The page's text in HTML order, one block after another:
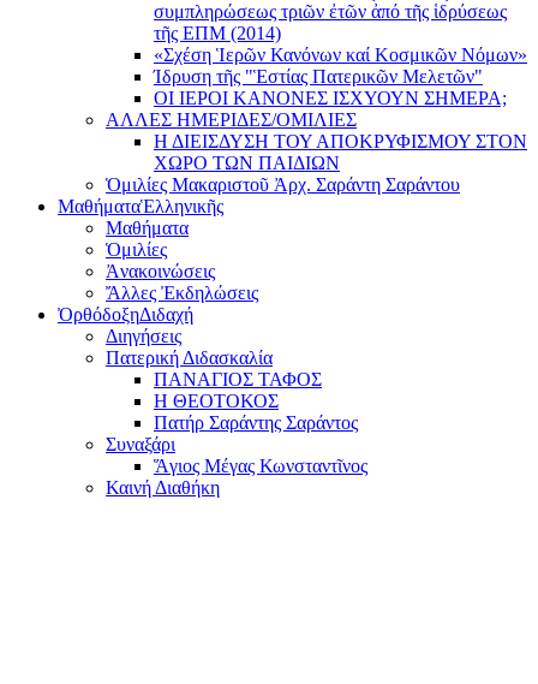
συμπληρώσεως τριῶν ἐτῶν ἀπό τῆς ἱδρύσεως
τῆς ΕΠΜ (2014)
«Σχέση Ἱερῶν Κανόνων καί Κοσμικῶν Νόμων»
Ίδρυση τῆς "Ἑστίας Πατερικῶν Μελετῶν"
ΟΙ ΙΕΡΟΙ ΚΑΝΟΝΕΣ ΙΣΧΥΟΥΝ ΣΗΜΕΡΑ;
ΑΛΛΕΣ ΗΜΕΡΙΔΕΣ/ΟΜΙΛΙΕΣ
Η ΔΙΕΙΣΔΥΣΗ ΤΟΥ ΑΠΟΚΡΥΦΙΣΜΟΥ ΣΤΟΝ
ΧΩΡΟ ΤΩΝ ΠΑΙΔΙΩΝ
Ὁμιλίες Μακαριστοῦ Ἀρχ. Σαράντη Σαράντου
ΜαθήματαἙλληνικῆς
Μαθήματα
Ὁμιλίες
Ἀνακοινώσεις
Ἄλλες Ἐκδηλώσεις
ὈρθόδοξηΔιδαχή
Διηγήσεις
Πατερική Διδασκαλία
ΠΑΝΑΓΙΟΣ ΤΑΦΟΣ
Η ΘΕΟΤΟΚΟΣ
Πατήρ Σαράντης Σαράντος
Συναξάρι
Ἅγιος Μέγας Κωνσταντῖνος
Καινή Διαθήκη